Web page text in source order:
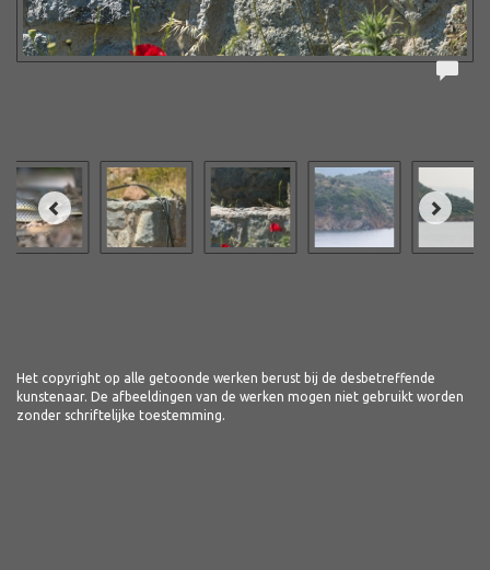
Het copyright op alle getoonde werken berust bij de desbetreffende
kunstenaar. De afbeeldingen van de werken mogen niet gebruikt worden
zonder schriftelijke toestemming.